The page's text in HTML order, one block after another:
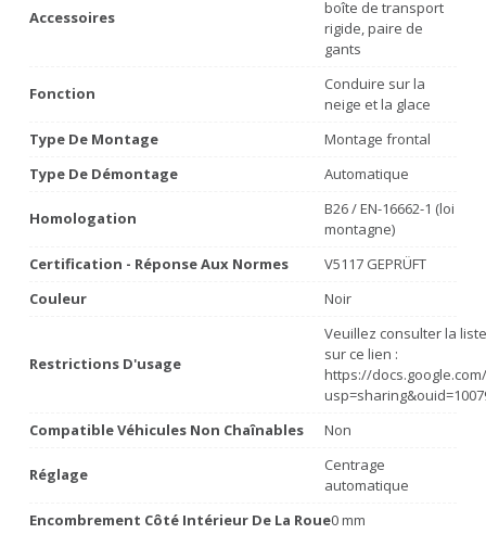
Accessoires
boîte de transport
rigide, paire de
gants
Fonction
Conduire sur la
neige et la glace
Type De Montage
Montage frontal
Type De Démontage
Automatique
Homologation
B26 / EN-16662-1 (loi
montagne)
Certification - Réponse Aux Normes
V5117 GEPRÜFT
Couleur
Noir
Restrictions D'usage
Veuillez consulter la
sur ce lien :
https://
Compatible Véhicules Non Chaînables
Non
Réglage
Centrage
automatique
Encombrement Côté Intérieur De La Roue0 mm